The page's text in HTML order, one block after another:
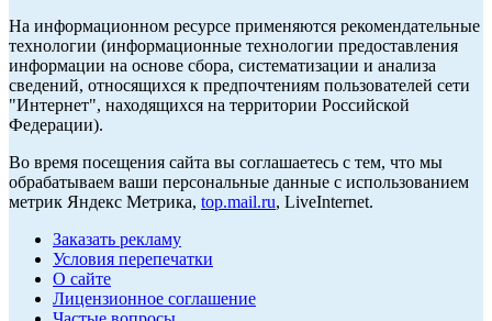
На информационном ресурсе применяются рекомендательные
технологии (информационные технологии предоставления
информации на основе сбора, систематизации и анализа
сведений, относящихся к предпочтениям пользователей сети
"Интернет", находящихся на территории Российской
Федерации).
Во время посещения сайта вы соглашаетесь с тем, что мы
обрабатываем ваши персональные данные с использованием
метрик Яндекс Метрика, top.mail.ru, LiveInternet.
Заказать рекламу
Условия перепечатки
О сайте
Лицензионное соглашение